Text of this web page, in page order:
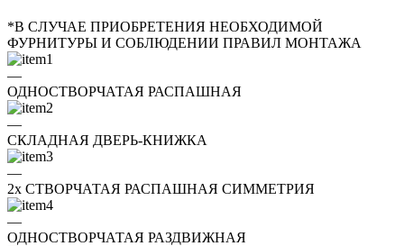
*В СЛУЧАЕ ПРИОБРЕТЕНИЯ НЕОБХОДИМОЙ
ФУРНИТУРЫ И СОБЛЮДЕНИИ ПРАВИЛ МОНТАЖА
—
ОДНОСТВОРЧАТАЯ РАСПАШНАЯ
—
СКЛАДНАЯ ДВЕРЬ-КНИЖКА
—
2x СТВОРЧАТАЯ РАСПАШНАЯ СИММЕТРИЯ
—
ОДНОСТВОРЧАТАЯ РАЗДВИЖНАЯ